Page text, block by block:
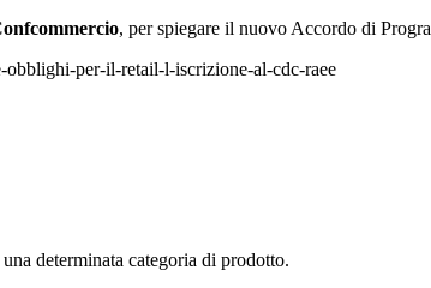
, per spiegare il nuovo Accordo di
per-il-retail-l-iscrizione-al-cdc-raee
determinata categoria di prodotto.